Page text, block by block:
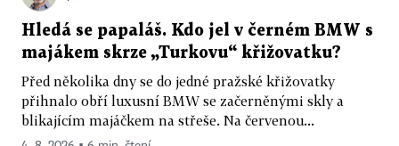
Hledá se papaláš. Kdo jel v černém BMW s
majákem skrze „Turkovu“ křižovatku?
Před několika dny se do jedné pražské křižovatky
přihnalo obří luxusní BMW se začerněnými skly a
blikajícím majáčkem na střeše. Na červenou...